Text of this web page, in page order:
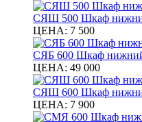
СЯШ 500 Шкаф
ЦЕНА: 7 500
СЯБ 600 Шкаф нижний
ЦЕНА: 49 000
СЯШ 600 Шкаф
ЦЕНА: 7 900